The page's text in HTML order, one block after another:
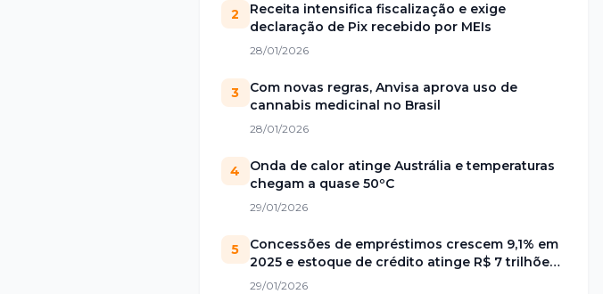
2
Receita intensifica fiscalização e exige
declaração de Pix recebido por MEIs
28/01/2026
3
Com novas regras, Anvisa aprova uso de
cannabis medicinal no Brasil
28/01/2026
4
Onda de calor atinge Austrália e temperaturas
chegam a quase 50ºC
29/01/2026
5
Concessões de empréstimos crescem 9,1% em
2025 e estoque de crédito atinge R$ 7 trilhões
no Brasil
29/01/2026